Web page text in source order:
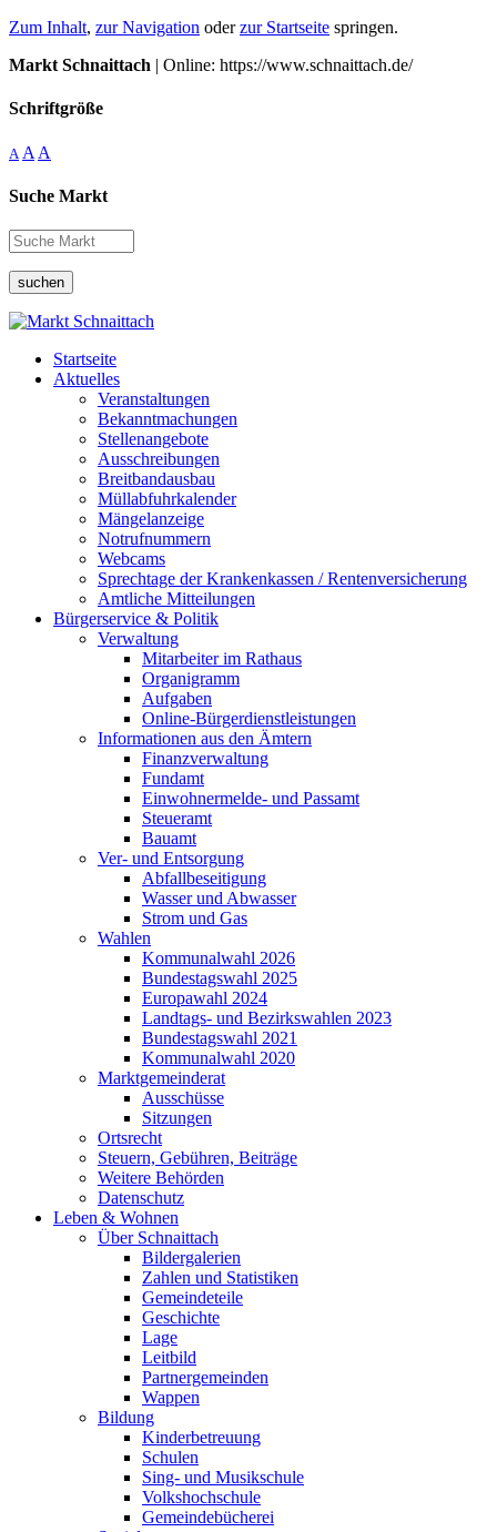
Zum Inhalt, zur Navigation oderzur Startseite springen.
Markt Schnaittach | Online: https://www.schnaittach.de/
Schriftgröße
A A A
Suche Markt
suchen
Startseite
Aktuelles
Veranstaltungen
Bekanntmachungen
Stellenangebote
Ausschreibungen
Breitbandausbau
Müllabfuhrkalender
Mängelanzeige
Notrufnummern
Webcams
Sprechtage der Krankenkassen / Rentenversicherung
Amtliche Mitteilungen
Bürgerservice & Politik
Verwaltung
Mitarbeiter im Rathaus
Organigramm
Aufgaben
Online-Bürgerdienstleistungen
Informationen aus den Ämtern
Finanzverwaltung
Fundamt
Einwohnermelde- und Passamt
Steueramt
Bauamt
Ver- und Entsorgung
Abfallbeseitigung
Wasser und Abwasser
Strom und Gas
Wahlen
Kommunalwahl 2026
Bundestagswahl 2025
Europawahl 2024
Landtags- und Bezirkswahlen 2023
Bundestagswahl 2021
Kommunalwahl 2020
Marktgemeinderat
Ausschüsse
Sitzungen
Ortsrecht
Steuern, Gebühren, Beiträge
Weitere Behörden
Datenschutz
Leben & Wohnen
Über Schnaittach
Bildergalerien
Zahlen und Statistiken
Gemeindeteile
Geschichte
Lage
Leitbild
Partnergemeinden
Wappen
Bildung
Kinderbetreuung
Schulen
Sing- und Musikschule
Volkshochschule
Gemeindebücherei